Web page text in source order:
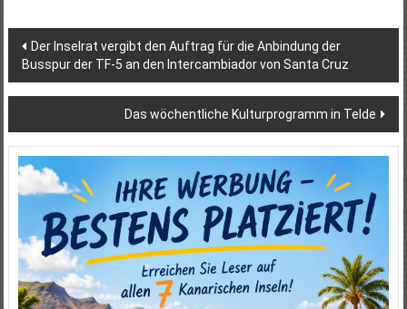
Beitragsnavigation
Der Inselrat vergibt den Auftrag für die Anbindung der
Busspur der TF-‌5 an den Intercambiador von Santa Cruz
Das wöchentliche Kulturprogramm in Telde